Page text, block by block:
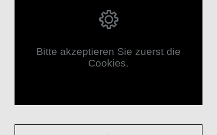
Bitte akzeptieren Sie zuerst die
Cookies.